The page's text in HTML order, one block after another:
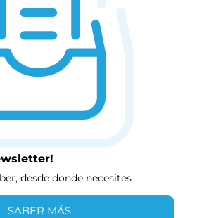
desde donde necesites
SABER MÁS